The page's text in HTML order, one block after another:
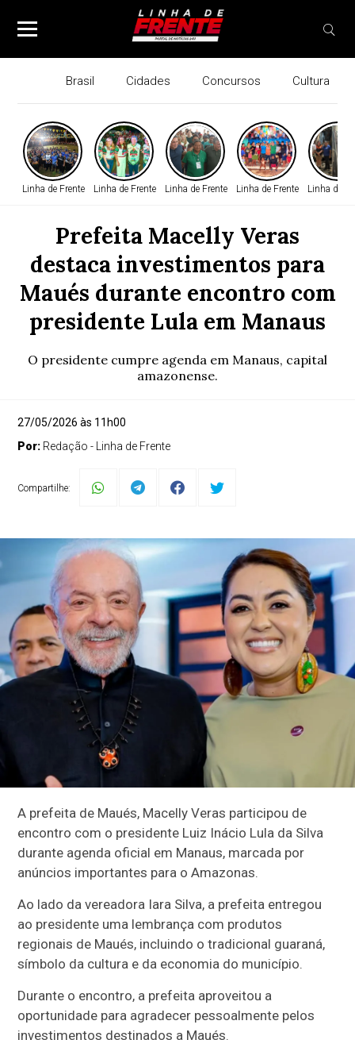
Brasil Cidades Concursos Cultura
Linha de Frente Linha de Frente Linha de Frente Linha de Frente Linha de
Prefeita Macelly Veras
destaca investimentos para
Maués durante encontro com
presidente Lula em Manaus
O presidente cumpre agenda em Manaus, capital
amazonense.
27/05/2026 às 11h00
Por: Redação - Linha de Frente
Compartilhe:
A prefeita de Maués, Macelly Veras participou de
encontro com o presidente Luiz Inácio Lula da Silva
durante agenda oficial em Manaus, marcada por
anúncios importantes para o Amazonas.
Ao lado da vereadora Iara Silva, a prefeita entregou
ao presidente uma lembrança com produtos
regionais de Maués, incluindo o tradicional guaraná,
símbolo da cultura e da economia do município.
Durante o encontro, a prefeita aproveitou a
oportunidade para agradecer pessoalmente pelos
investimentos destinados a Maués.